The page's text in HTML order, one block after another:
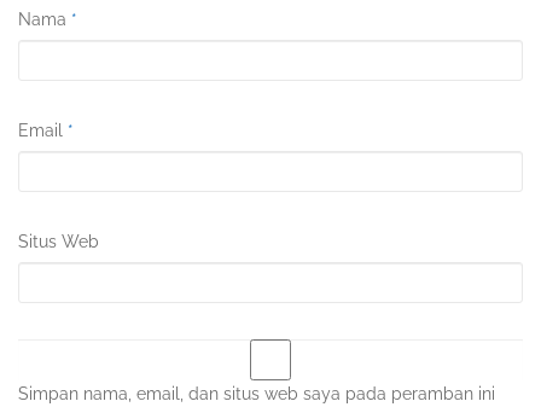
Nama *
Email *
Situs Web
Simpan nama, email, dan situs web saya pada peramban ini